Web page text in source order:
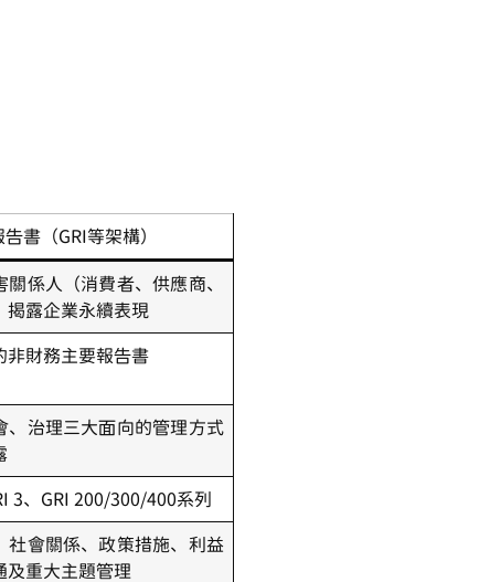
告書（GRI等架構）
關係人（消費者、供應商、
露企業永續表現
非財務主要報告書
、治理三大面向的管理方式
3、GRI 200/300/400系列
社會關係、政策措施、利益
及重大主題管理